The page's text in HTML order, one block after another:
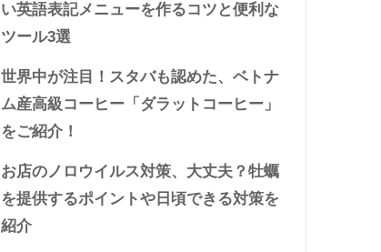
い英語表記メニューを作るコツと便利な
ツール3選
世界中が注目！スタバも認めた、ベトナ
ム産高級コーヒー「ダラットコーヒー」
をご紹介！
お店のノロウイルス対策、大丈夫？牡蠣
を提供するポイントや日頃できる対策を
紹介